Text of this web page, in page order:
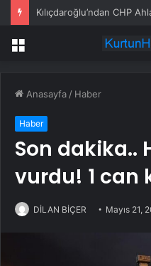
Kılıçdaroğlu’ndan CHP
Menü
Anasayfa / Haber
Haber
Son dakika..
vurdu! 1 can
DİLAN BİÇER Mayıs 21,